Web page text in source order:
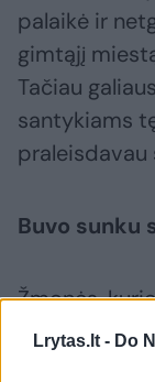
Lrytas.lt - Do
palaikė ir
gimtąjį
Tačiau
santykiams
praleisdavau
Buvo sunku
Žmonės,
daugybę